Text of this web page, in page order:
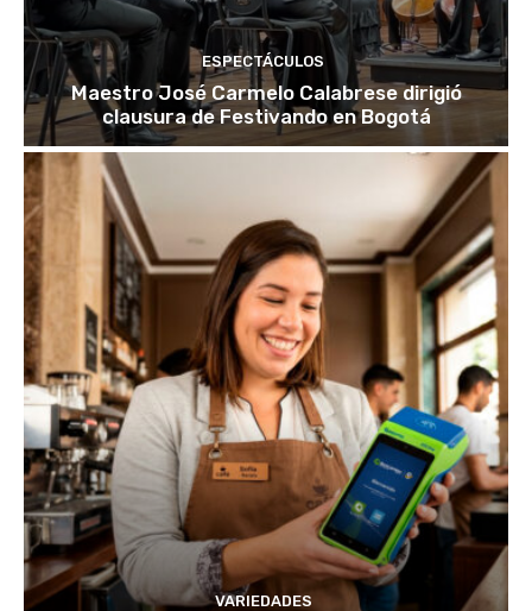
ESPECTÁCULOS
Maestro José Carmelo Calabrese dirigió
clausura de Festivando en Bogotá
VARIEDADES